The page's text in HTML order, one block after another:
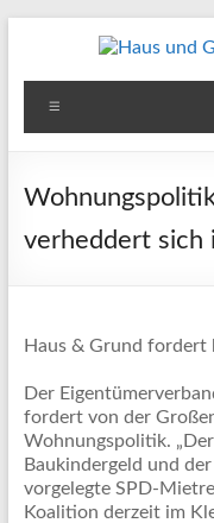
Haus
und
Grund
Oberes
verheddert sich
Haus & Grund fordert
Der
fordert von der
Wohnungspolitik.
Baukindergeld und
vorgelegte SPD-
Koalition derzeit im